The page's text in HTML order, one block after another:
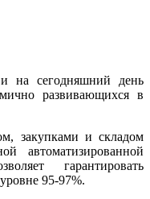
на сегодняшний день
развивающихся в
закупками и складом
автоматизированной
гарантировать
95-97%.